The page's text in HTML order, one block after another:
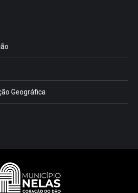
Geográfica